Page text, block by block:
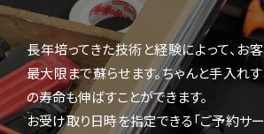
長年培ってきた技術と経験によって、お
最大限まで蘇らせます。ちゃんと手入れ
の寿命も伸ばすことができます。
お受け取り日時を指定できる「ご予約サ